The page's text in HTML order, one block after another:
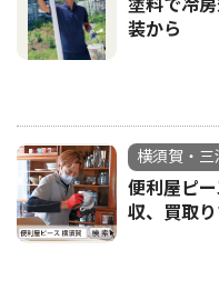
塗料で冷
装から
横須賀・三
便利屋ピ
収、買取